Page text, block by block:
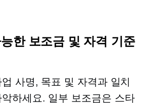
한 보조금 및 자격 기준
사명, 목표 및 자격과 일치
하세요. 일부 보조금은 스타